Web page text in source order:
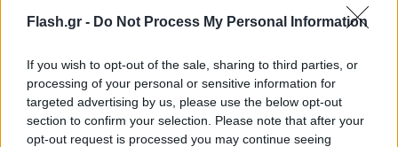
Flash.gr - Do Not Process My Personal Information
If you wish to opt-out of the sale, sharing to third parties, or
processing of your personal or sensitive information for
targeted advertising by us, please use the below opt-out
section to confirm your selection. Please note that after your
opt-out request is processed you may continue seeing
2020 έκανε το άλμα στην A-League με τη Γουέστερν
Σίδνεϊ Γουόντερερς. Το 2022 μετακόμισε στη
Σέντραλ Κόουστ Μάρινερς, όπου με 23 συμμετοχές
συνέβαλε στην κατάκτηση του πρωταθλήματος. Η